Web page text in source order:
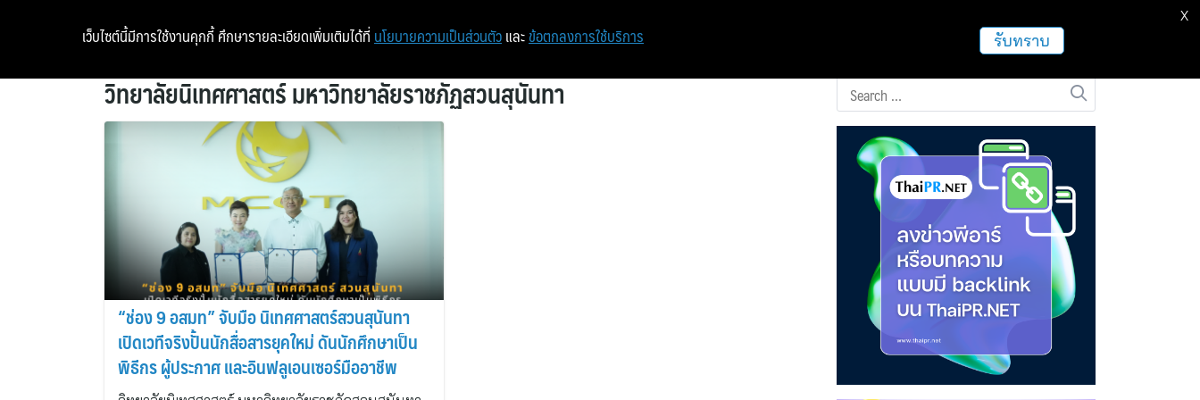
หน้าแรก ท่องเที่ยว ฝากข่าวประชาสัมพันธ์
วิทยาลัยนิเทศศาสตร์ มหาวิทยาลัยราชภัฏสวนสุนันทา
“ช่อง 9 อสมท” จับมือ นิเทศศาสตร์สวนสุนันทา
เปิดเวทีจริงปั้นนักสื่อสารยุคใหม่ ดันนักศึกษาเป็น
พิธีกร ผู้ประกาศ และอินฟลูเอนเซอร์มืออาชีพ
เว็บไซต์นี้มีการใช้งานคุกกี้ ศึกษารายละเอียดเพิ่มเติมได้ที่ นโยบายความเป็นส่วนตัว และ ข้อตกลงการใช้บริการ รับทราบ
X